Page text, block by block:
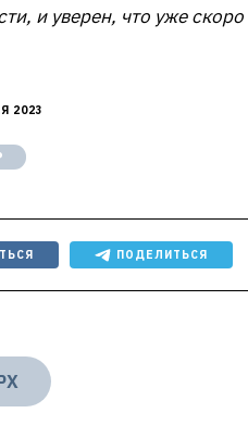
и уверен, что уже
2023
ПОДЕЛИТЬСЯ